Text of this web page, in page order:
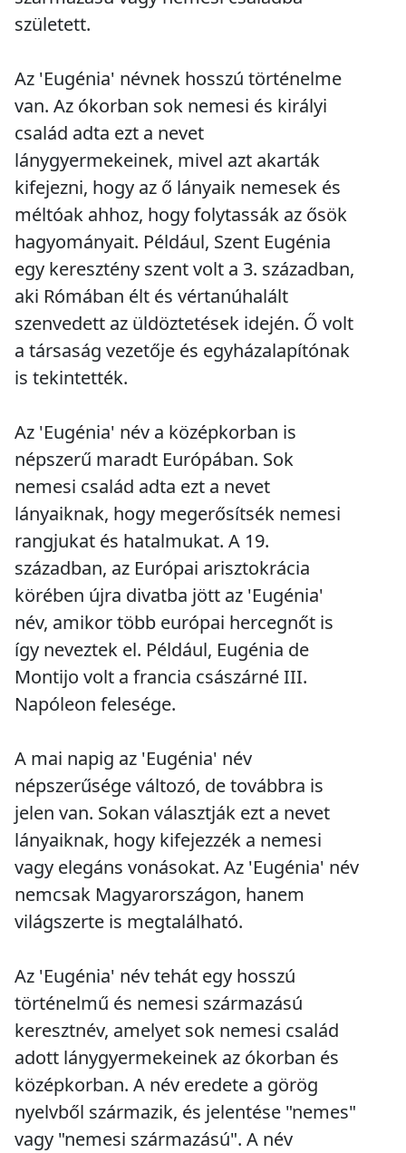
született.
Az 'Eugénia' névnek hosszú történelme
van. Az ókorban sok nemesi és királyi
család adta ezt a nevet
lánygyermekeinek, mivel azt akarták
kifejezni, hogy az ő lányaik nemesek és
méltóak ahhoz, hogy folytassák az ősök
hagyományait. Például, Szent Eugénia
egy keresztény szent volt a 3. században,
aki Rómában élt és vértanúhalált
szenvedett az üldöztetések idején. Ő volt
a társaság vezetője és egyházalapítónak
is tekintették.
Az 'Eugénia' név a középkorban is
népszerű maradt Európában. Sok
nemesi család adta ezt a nevet
lányaiknak, hogy megerősítsék nemesi
rangjukat és hatalmukat. A 19.
században, az Európai arisztokrácia
körében újra divatba jött az 'Eugénia'
név, amikor több európai hercegnőt is
így neveztek el. Például, Eugénia de
Montijo volt a francia császárné III.
Napóleon felesége.
A mai napig az 'Eugénia' név
népszerűsége változó, de továbbra is
jelen van. Sokan választják ezt a nevet
lányaiknak, hogy kifejezzék a nemesi
vagy elegáns vonásokat. Az 'Eugénia' név
nemcsak Magyarországon, hanem
világszerte is megtalálható.
Az 'Eugénia' név tehát egy hosszú
történelmű és nemesi származású
keresztnév, amelyet sok nemesi család
adott lánygyermekeinek az ókorban és
középkorban. A név eredete a görög
nyelvből származik, és jelentése "nemes"
vagy "nemesi származású". A név